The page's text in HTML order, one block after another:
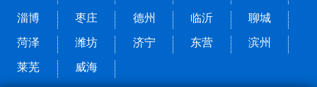
淄博 枣庄 德州 临沂 聊城
菏泽 潍坊 济宁 东营 滨州
莱芜 威海